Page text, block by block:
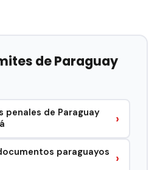
de Paraguay
penales de Paraguay
›
paraguayos
›